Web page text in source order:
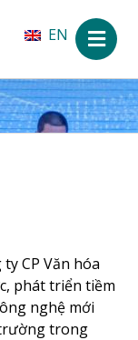
EN
CP Văn hóa
phát triển tiềm
nghệ mới
trong